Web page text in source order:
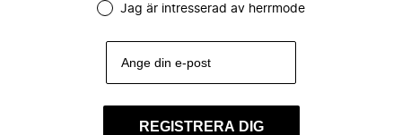
Jag är intresserad av herrmode
REGISTRERA DIG